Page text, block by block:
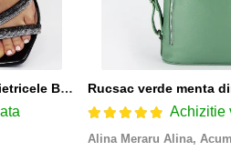
Sandale elegante negre cu pietricele BZF8778 M12
Achizitie
Alina Meraru Alina,